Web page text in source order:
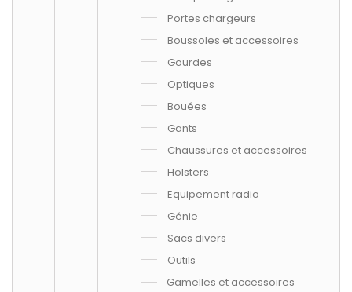
Portes chargeurs
Boussoles et accessoires
Gourdes
Optiques
Bouées
Gants
Chaussures et accessoires
Holsters
Equipement radio
Génie
Sacs divers
Outils
Gamelles et accessoires